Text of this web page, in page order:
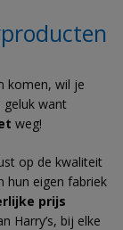
komen, wil je
geluk want
weg!
op de kwaliteit
hun eigen fabriek
prijs
Harry’s, bij elke